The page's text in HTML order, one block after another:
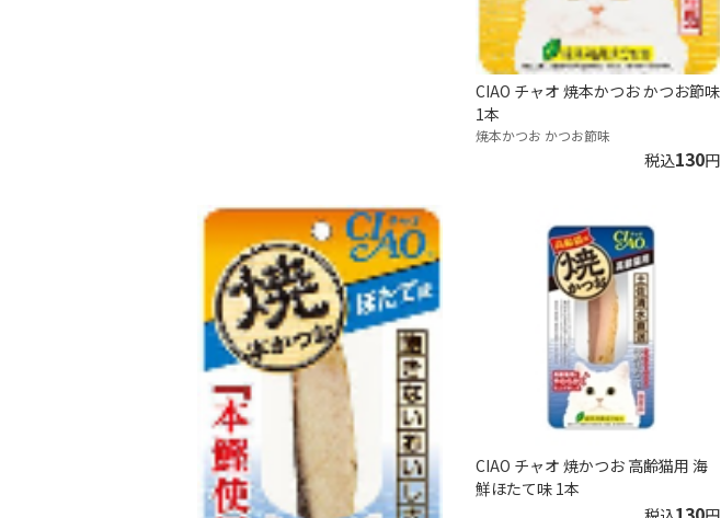
CIAO チャオ 焼本かつお かつお節味
1本
焼本かつお かつお節味
税込130円
CIAO チャオ 焼かつお 高齢猫用 海
鮮ほたて味 1本